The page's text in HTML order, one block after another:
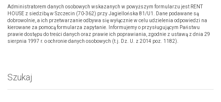
Administratorem danych osobowych wskazanych w powyższym formularzu jest RENT
HOUSE z siedzibą w Szczecin (70-362) przy Jagiellońska 81/U1. Dane podawane są
dobrowolnie, a ich przetwarzanie odbywa się wyłącznie w celu udzielenia odpowiedzi na
kierowane za pomocą formularza zapytanie. Informujemy o przysługującym Państwu
prawie dostępu do treści danych oraz prawie ich poprawiania, zgodnie z ustawą z dnia 29
sierpnia 1997 r. o ochronie danych osobowych (t.j. Dz. U. z 2014 poz. 1182).
Szukaj